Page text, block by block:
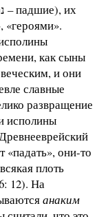
как сыны
и они
славные
развращение
исполины
«падать», они-то
плоть
12). На
анаким